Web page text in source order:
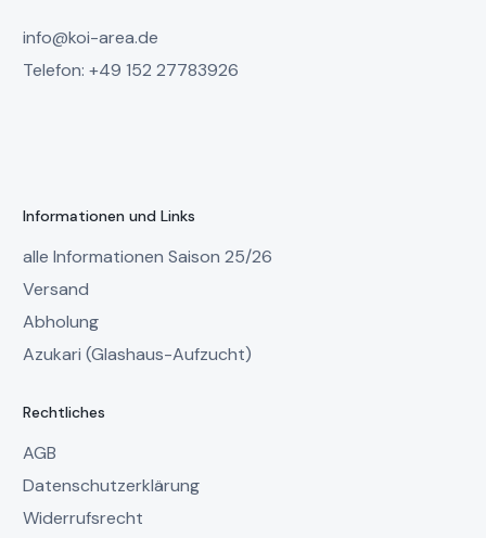
info@koi-area.de
Telefon: +49 152 27783926
Informationen und Links
alle Informationen Saison 25/26
Versand
Abholung
Azukari (Glashaus-Aufzucht)
Rechtliches
AGB
Datenschutzerklärung
Widerrufsrecht